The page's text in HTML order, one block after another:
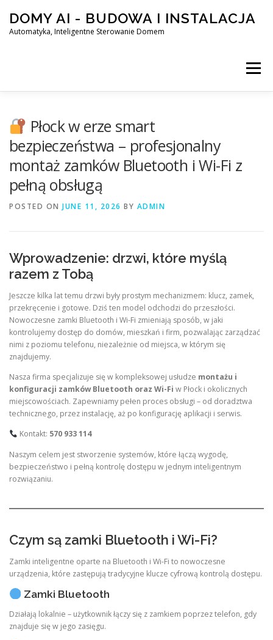
content
DOMY AI - BUDOWA I INSTALACJA
Automatyka, Inteligentne Sterowanie Domem
Menu
SMART DOM AI – AUTOMATYKA, INTELIGENTNE
BLOG KONTAKT
Płock w erze smart
bezpieczeństwa – profesjonalny
montaż zamków Bluetooth i Wi-Fi z
pełną obsługą
POSTED ON JUNE 11, 2026 BY ADMIN
Wprowadzenie: drzwi, które myślą
razem z Tobą
Jeszcze kilka lat temu drzwi były prostym mechanizmem: klucz, zamek,
przekręcenie i gotowe. Dziś ten model odchodzi do przeszłości.
Nowoczesne zamki Bluetooth i Wi-Fi zmieniają sposób, w jaki
kontrolujemy dostęp do domów, mieszkań i firm, pozwalając zarządzać
nimi z poziomu telefonu, niezależnie od miejsca, w którym się
znajdujemy.
Nasza firma specjalizuje się w kompleksowej usłudze montażu i
konfiguracji zamków Bluetooth oraz Wi-Fi w Płock i okolicznych
miejscowościach. Zapewniamy pełen proces obsługi – od doradztwa
technicznego, przez instalację, aż po konfigurację aplikacji i serwis.
Kontakt: 570 933 114
Naszym celem jest stworzenie systemów, które łączą wygodę,
bezpieczeństwo i pełną kontrolę dostępu w jednym inteligentnym
rozwiązaniu.
Czym są zamki Bluetooth i Wi-Fi?
Zamki inteligentne oparte na Bluetooth i Wi-Fi to nowoczesne
urządzenia, które zastępują tradycyjne klucze cyfrową kontrolą dostępu.
Zamki Bluetooth
Działają lokalnie – użytkownik łączy się z zamkiem poprzez telefon, gdy
znajduje się w jego zasięgu.